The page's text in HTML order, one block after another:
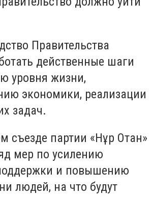
Правительства
действенные шаги
уровня жизни,
экономики, реализации
задач.
съезде партии «Нұр Отан»
мер по усилению
и повышению
людей, на что будут